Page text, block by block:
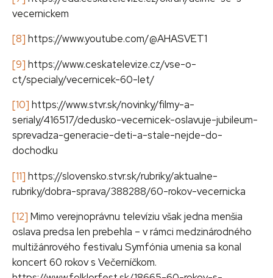
vecernickem
[8] https://www.youtube.com/@AHASVET1
[9] https://www.ceskatelevize.cz/vse-o-
ct/specialy/vecernicek-60-let/
[10] https://www.stvr.sk/novinky/filmy-a-
serialy/416517/dedusko-vecernicek-oslavuje-jubileum-
sprevadza-generacie-deti-a-stale-nejde-do-
dochodku
[11] https://slovensko.stvr.sk/rubriky/aktualne-
rubriky/dobra-sprava/388288/60-rokov-vecernicka
[12] Mimo verejnoprávnu televíziu však jedna menšia
oslava predsa len prebehla – v rámci medzinárodného
multižánrového festivalu Symfónia umenia sa konal
koncert 60 rokov s Večerníčkom.